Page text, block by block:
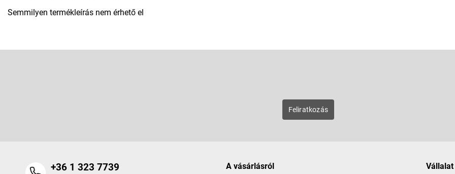
Semmilyen termékleírás nem érhető el
Feliratkozás
+36 1 323 7739 A vásárlásról Vállalat